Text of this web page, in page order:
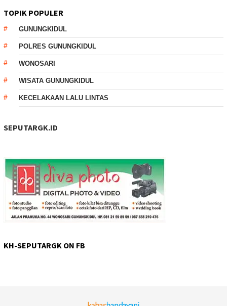
TOPIK POPULER
GUNUNGKIDUL
POLRES GUNUNGKIDUL
WONOSARI
WISATA GUNUNGKIDUL
KECELAKAAN LALU LINTAS
SEPUTARGK.ID
KH-SEPUTARGK ON FB